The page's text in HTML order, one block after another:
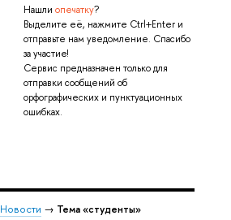
Нашли опечатку?
Выделите её, нажмите Ctrl+Enter и
отправьте нам уведомление. Спасибо
за участие!
Сервис предназначен только для
отправки сообщений об
орфографических и пунктуационных
ошибках.
Новости → Тема «студенты»